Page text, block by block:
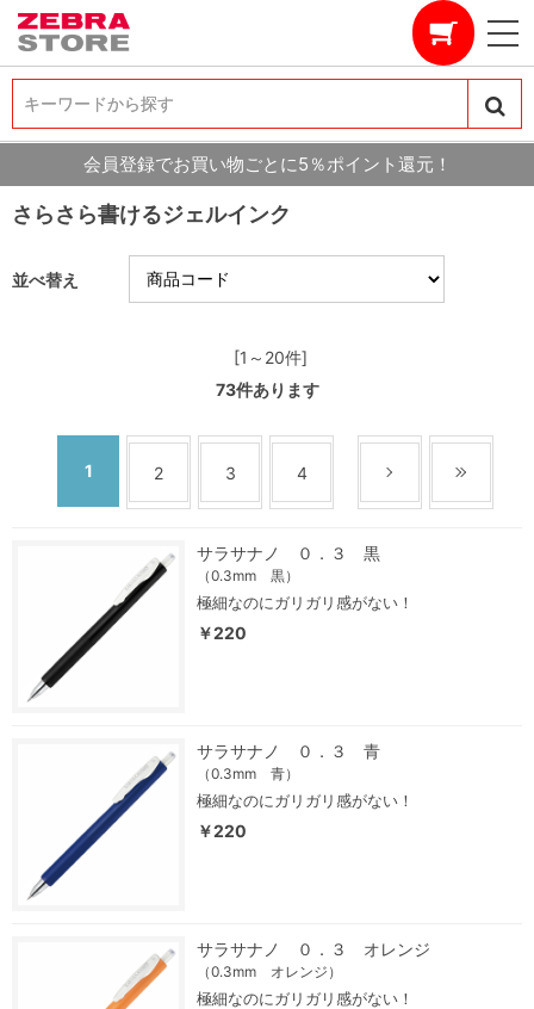
キーワードから探す
キーワードから探す
会員登録でお買い物ごとに5％ポイント還元！
さらさら書けるジェルインク
並べ替え
[1～20件]
73件あります
1 2 3 4
サラサナノ ０．３ 黒
（0.3mm 黒）
極細なのにガリガリ感がない！
￥220
サラサナノ ０．３ 青
（0.3mm 青）
極細なのにガリガリ感がない！
￥220
サラサナノ ０．３ オレンジ
（0.3mm オレンジ）
極細なのにガリガリ感がない！